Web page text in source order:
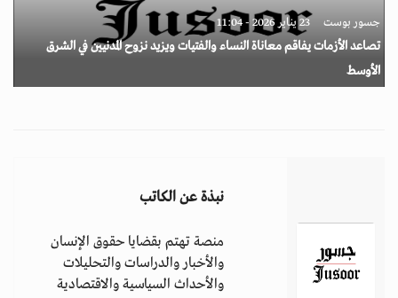
جسور بوست 23 يناير 2026 - 11:04
تصاعد الأزمات يفاقم معاناة النساء والفتيات ويزيد نزوح المدنيين في الشرق
الأوسط
نبذة عن الكاتب
منصة تهتم بقضايا حقوق الإنسان
والأخبار والدراسات والتحليلات
والأحداث السياسية والاقتصادية